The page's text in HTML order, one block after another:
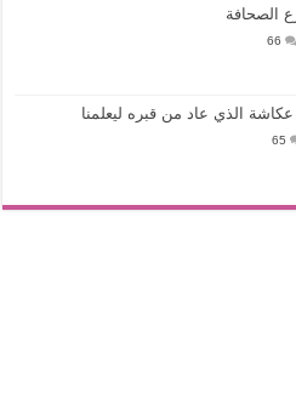
الصحافة
66
الذي عاد من قبره ليعلمنا
65